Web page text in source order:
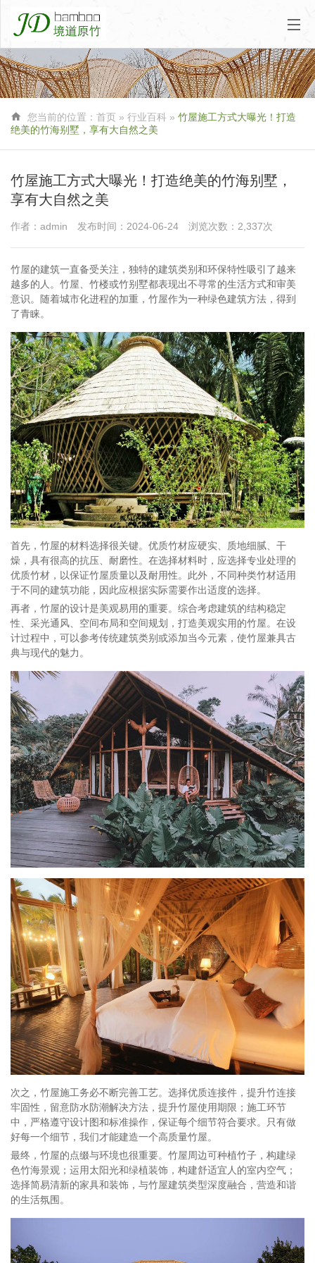
 您当前的位置： 首页 » 行业百科 » 竹屋施工方式大曝光！打造
绝美的竹海别墅，享有大自然之美
竹屋施工方式大曝光！打造绝美的竹海别墅，
享有大自然之美
作者：admin 发布时间：2024-06-24 浏览次数：2,337次
竹屋的建筑一直备受关注，独特的建筑类别和环保特性吸引了越来
越多的人。竹屋、竹楼或竹别墅都表现出不寻常的生活方式和审美
意识。随着城市化进程的加重，竹屋作为一种绿色建筑方法，得到
了青睐。
首先，竹屋的材料选择很关键。优质竹材应硬实、质地细腻、干
燥，具有很高的抗压、耐磨性。在选择材料时，应选择专业处理的
优质竹材，以保证竹屋质量以及耐用性。此外，不同种类竹材适用
于不同的建筑功能，因此应根据实际需要作出适度的选择。
再者，竹屋的设计是美观易用的重要。综合考虑建筑的结构稳定
性、采光通风、空间布局和空间规划，打造美观实用的竹屋。在设
计过程中，可以参考传统建筑类别或添加当今元素，使竹屋兼具古
典与现代的魅力。
次之，竹屋施工务必不断完善工艺。选择优质连接件，提升竹连接
牢固性，留意防水防潮解决方法，提升竹屋使用期限；施工环节
中，严格遵守设计图和标准操作，保证每个细节符合要求。只有做
好每一个细节，我们才能建造一个高质量竹屋。
最终，竹屋的点缀与环境也很重要。竹屋周边可种植竹子，构建绿
色竹海景观；运用太阳光和绿植装饰，构建舒适宜人的室内空气；
选择简易清新的家具和装饰，与竹屋建筑类型深度融合，营造和谐
的生活氛围。